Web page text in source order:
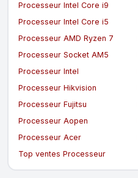
Processeur Intel Core i9
Processeur Intel Core i5
Processeur AMD Ryzen 7
Processeur Socket AM5
Processeur Intel
Processeur Hikvision
Processeur Fujitsu
Processeur Aopen
Processeur Acer
Top ventes Processeur